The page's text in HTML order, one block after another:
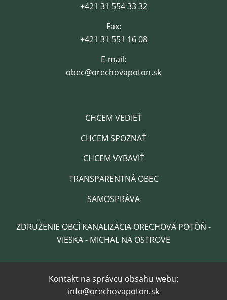
CHCEM VEDIEŤ
CHCEM SPOZNAŤ
CHCEM VYBAVIŤ
TRANSPARENTNÁ OBEC
SAMOSPRÁVA
+421 31 554 33 32
Fax:
+421 31 551 16 08
E-mail:
obec@orechovapoton.sk
ZDRUŽENIE OBCÍ KANALIZÁCIA ORECHOVÁ POTÔŇ -
VIESKA - MICHAL NA OSTROVE
Kontakt na správcu obsahu webu:
info@orechovapoton.sk